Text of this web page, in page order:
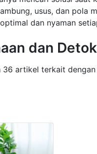
usus, dan pola
dan nyaman
dan
artikel terkait